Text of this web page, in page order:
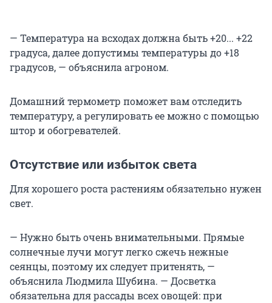
— Температура на всходах должна быть +20... +22
градуса, далее допустимы температуры до +18
градусов, — объяснила агроном.
Домашний термометр поможет вам отследить
температуру, а регулировать ее можно с помощью
штор и обогревателей.
Отсутствие или избыток света
Для хорошего роста растениям обязательно нужен
свет.
— Нужно быть очень внимательными. Прямые
солнечные лучи могут легко сжечь нежные
сеянцы, поэтому их следует притенять, —
объяснила Людмила Шубина. — Досветка
обязательна для рассады всех овощей: при